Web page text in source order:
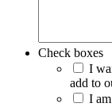
Check boxes
I
add to
I